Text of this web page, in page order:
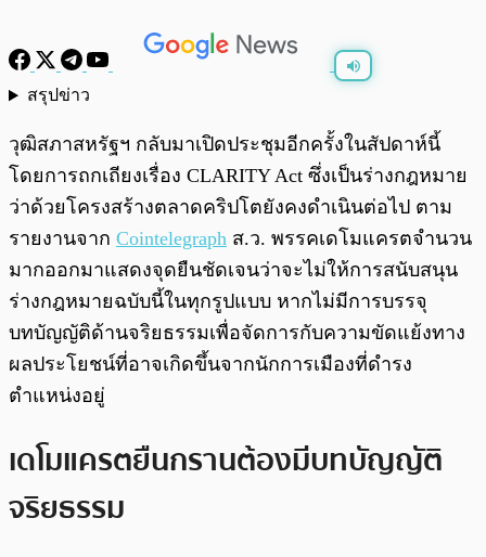
สรุปข่าว
วุฒิสภาสหรัฐฯ กลับมาเปิดประชุมอีกครั้งในสัปดาห์นี้
โดยการถกเถียงเรื่อง CLARITY Act ซึ่งเป็นร่างกฎหมาย
ว่าด้วยโครงสร้างตลาดคริปโตยังคงดำเนินต่อไป ตาม
รายงานจาก Cointelegraph ส.ว. พรรคเดโมแครตจำนวน
มากออกมาแสดงจุดยืนชัดเจนว่าจะไม่ให้การสนับสนุน
ร่างกฎหมายฉบับนี้ในทุกรูปแบบ หากไม่มีการบรรจุ
บทบัญญัติด้านจริยธรรมเพื่อจัดการกับความขัดแย้งทาง
ผลประโยชน์ที่อาจเกิดขึ้นจากนักการเมืองที่ดำรง
ตำแหน่งอยู่
เดโมแครตยืนกรานต้องมีบทบัญญัติ
จริยธรรม